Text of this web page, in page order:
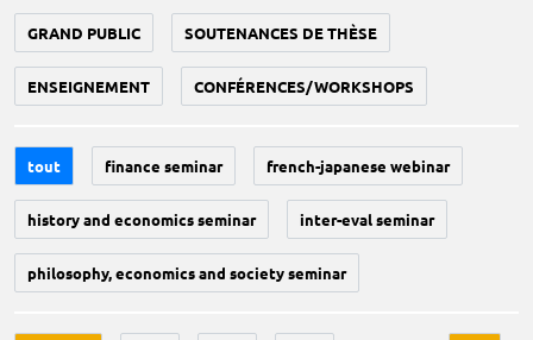
GRAND PUBLIC SOUTENANCES DE THÈSE
ENSEIGNEMENT CONFÉRENCES/WORKSHOPS
tout finance seminar french-japanese webinar
history and economics seminar inter-eval seminar
philosophy, economics and society seminar